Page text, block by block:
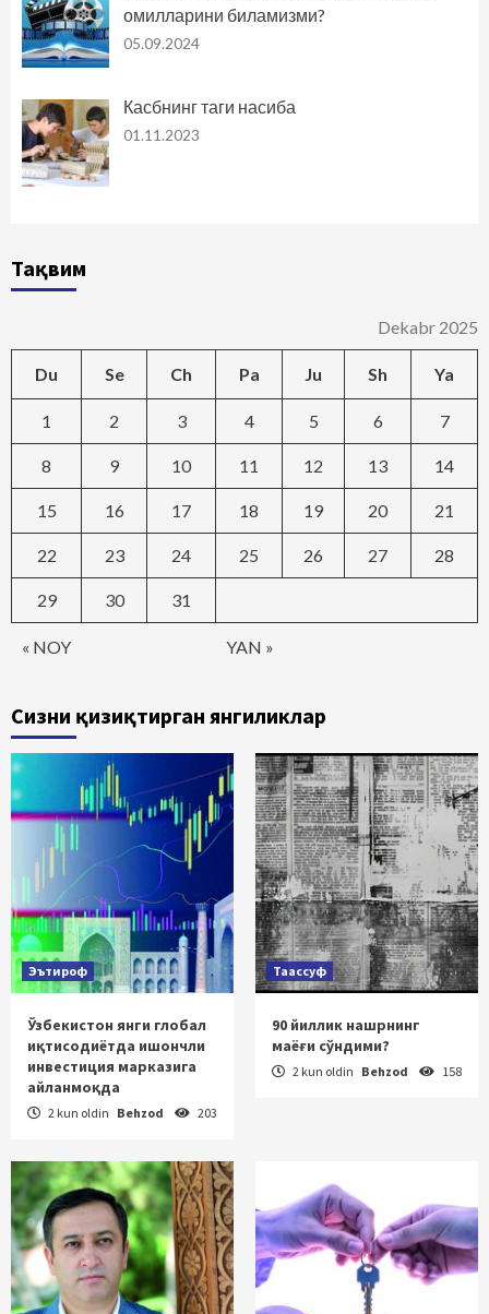
омилларини биламизми?
05.09.2024
Касбнинг таги насиба
01.11.2023
Тақвим
Dekabr 2025
Du Se Ch Pa Ju Sh Ya
« NOY YAN »
1 2 3 4 5 6 7
8 9 10 11 12 13 14
15 16 17 18 19 20 21
22 23 24 25 26 27 28
29 30 31
Сизни қизиқтирган янгиликлар
Эътироф
Ўзбекистон янги глобал
иқтисодиётда ишончли
инвестиция марказига
айланмоқда
2 kun oldin Behzod 203
Таассуф
90 йиллик нашрнинг
маёғи сўндими?
2 kun oldin Behzod 158